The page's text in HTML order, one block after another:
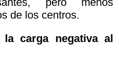
de los centros.
carga negativa al